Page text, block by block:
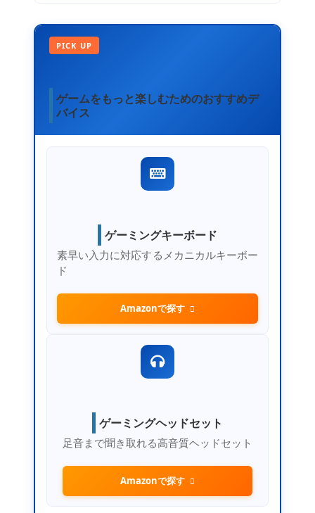
PICK UP
ゲームをもっと楽しむためのおすすめデ
バイス
ゲーミングキーボード
素早い入力に対応するメカニカルキーボー
ド
Amazonで探す
ゲーミングヘッドセット
足音まで聞き取れる高音質ヘッドセット
Amazonで探す